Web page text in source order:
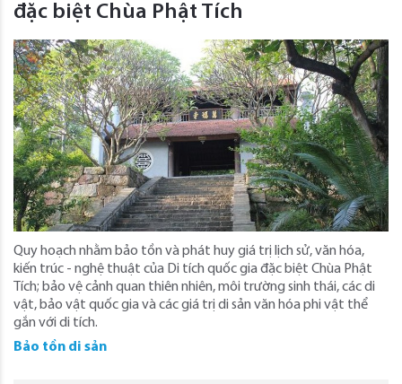
đặc biệt Chùa Phật Tích
Quy hoạch nhằm bảo tồn và phát huy giá trị lịch sử, văn hóa,
kiến trúc - nghệ thuật của Di tích quốc gia đặc biệt Chùa Phật
Tích; bảo vệ cảnh quan thiên nhiên, môi trường sinh thái, các di
vật, bảo vật quốc gia và các giá trị di sản văn hóa phi vật thể
gắn với di tích.
Bảo tồn di sản